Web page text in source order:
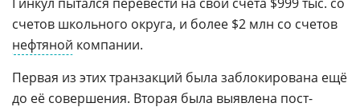
счетов школьного округа, и более $2 млн со счетов
нефтяной компании.
Первая из этих транзакций была заблокирована ещё
до её совершения. Вторая была выявлена пост-